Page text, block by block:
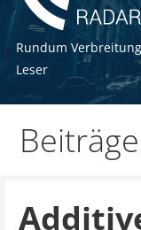
Rundum
Leser
Beiträge